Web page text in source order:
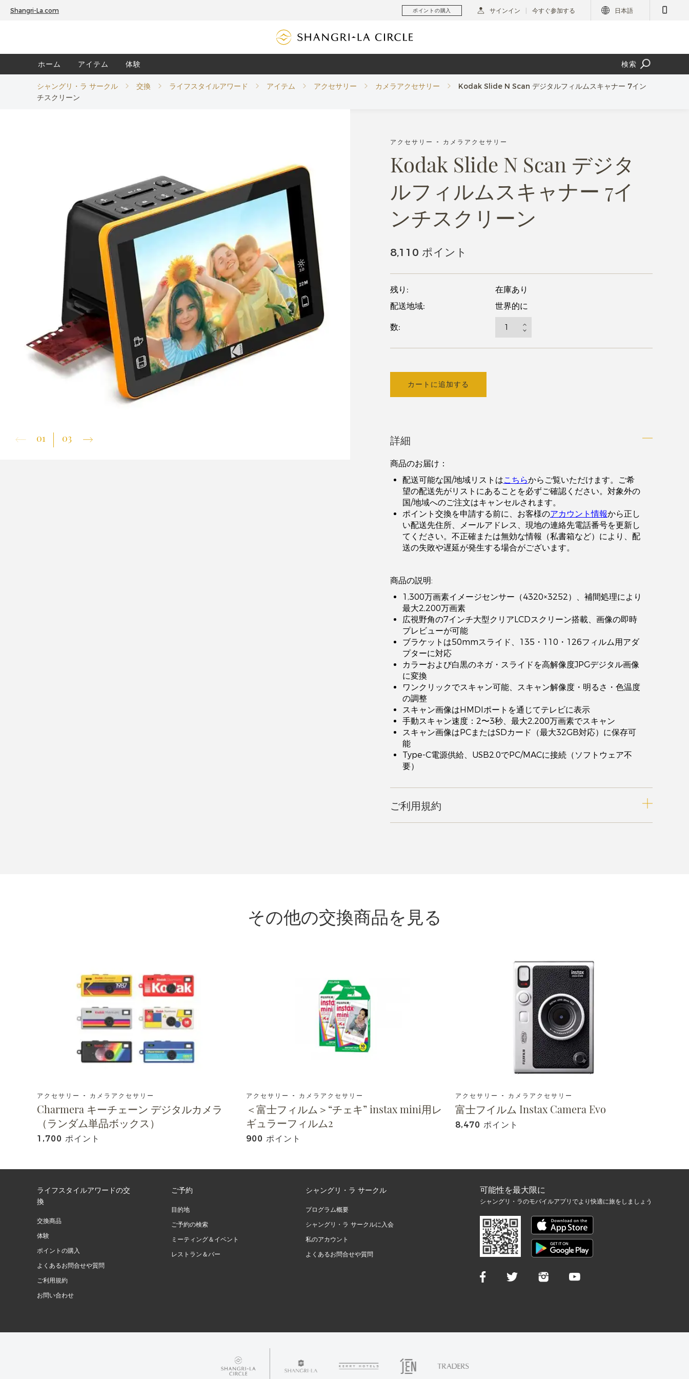
Shangri-La.com ポイントの購入 サインイン 今すぐ参加する 日本語
ホーム アイテム 体験 検索
シャングリ・ラ サークル 交換 ライフスタイルアワード アイテム アクセサリー カメラアクセサリー
Kodak Slide N Scan デジタルフィルムスキャナー 7イン
チスクリーン
01 03
アクセサリー - カメラアクセサリー
Kodak Slide N Scan デジタ
ルフィルムスキャナー 7イ
ンチスクリーン
8,110 ポイント
残り:
在庫あり
配送地域:
世界的に
数:
カートに追加する
詳細
商品のお届け：
配送可能な国/地域リストはこちらからご覧いただけます。ご希
望の配送先がリストにあることを必ずご確認ください。対象外の
国/地域へのご注文はキャンセルされます。
ポイント交換を申請する前に、お客様のアカウント情報から正し
い配送先住所、メールアドレス、現地の連絡先電話番号を更新し
てください。不正確または無効な情報（私書箱など）により、配
送の失敗や遅延が発生する場合がございます。
商品の説明:
1,300万画素イメージセンサー（4320×3252）、補間処理により
最大2,200万画素
広視野角の7インチ大型クリアLCDスクリーン搭載、画像の即時
プレビューが可能
ブラケットは50mmスライド、135・110・126フィルム用アダ
プターに対応
カラーおよび白黒のネガ・スライドを高解像度JPGデジタル画像
に変換
ワンクリックでスキャン可能、スキャン解像度・明るさ・色温度
の調整
スキャン画像はHMDIポートを通じてテレビに表示
手動スキャン速度：2〜3秒、最大2,200万画素でスキャン
スキャン画像はPCまたはSDカード（最大32GB対応）に保存可
能
Type-C電源供給、USB2.0でPC/MACに接続（ソフトウェア不
要）
ご利用規約
その他の交換商品を見る
アクセサリー - カメラアクセサリー
Charmera キーチェーン デジタルカメラ
（ランダム単品ボックス）
1,700 ポイント
アクセサリー - カメラアクセサリー
＜富士フィルム＞“チェキ” instax mini用レ
ギュラーフィルム2
900 ポイント
アクセサリー - カメラアクセサリー
富士フイルム Instax Camera Evo
8,470 ポイント
ライフスタイルアワードの交
換
交換商品
体験
ポイントの購入
よくあるお問合せや質問
ご利用規約
お問い合わせ
ご予約
目的地
ご予約の検索
ミーティング＆イベント
レストラン＆バー
シャングリ・ラ サークル
プログラム概要
シャングリ・ラ サークルに入会
私のアカウント
よくあるお問合せや質問
可能性を最大限に
シャングリ・ラのモバイルアプリでより快適に旅をしましょう